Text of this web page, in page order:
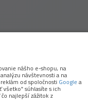
si vyrábajú sami
P.A.C. stavia na
stopou. Ich
nosení.
nášho e-shopu, na
návštevnosti a na
od spoločnosti Google a
súhlasíte s ich
najlepší zážitok z